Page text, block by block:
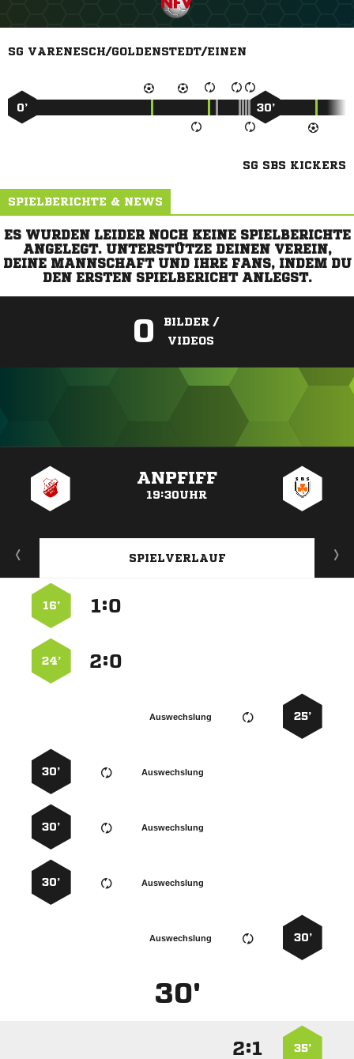
SG VARENESCH/GOLDENSTEDT/EINEN
0’ 30’
SG SBS KICKERS
SPIELBERICHTE & NEWS
ES WURDEN LEIDER NOCH KEINE SPIELBERICHTE
ANGELEGT. UNTERSTÜTZE DEINEN VEREIN,
DEINE MANNSCHAFT UND IHRE FANS, INDEM DU
DEN ERSTEN SPIELBERICHT ANLEGST.
0
BILDER /
VIDEOS
ANPFIFF
19:30UHR
SPIELVERLAUF
:
16’
:
24’
25’
Auswechslung
Auswechslung
30’
Auswechslung
30’
Auswechslung
30’
30’
Auswechslung
30'
35’
: